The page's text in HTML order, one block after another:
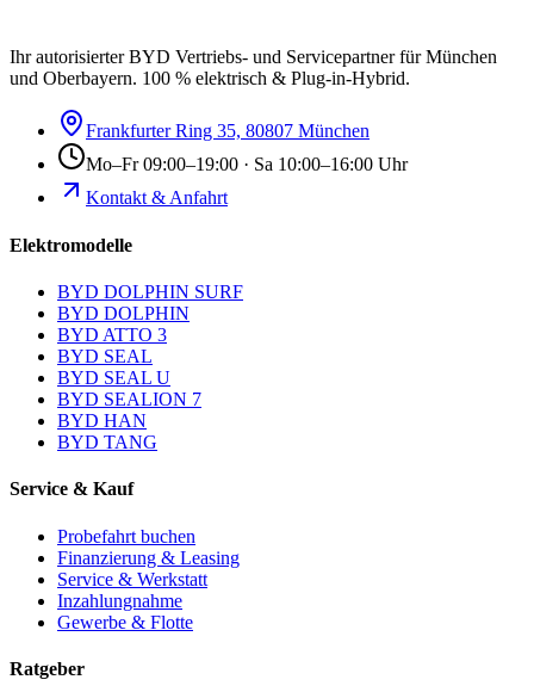
Ihr autorisierter BYD Vertriebs- und Servicepartner für München
und Oberbayern. 100 % elektrisch & Plug-in-Hybrid.
Frankfurter Ring 35, 80807 München
Mo–Fr 09:00–19:00 · Sa 10:00–16:00 Uhr
Kontakt & Anfahrt
Elektromodelle
BYD DOLPHIN SURF
BYD DOLPHIN
BYD ATTO 3
BYD SEAL
BYD SEAL U
BYD SEALION 7
BYD HAN
BYD TANG
Service & Kauf
Probefahrt buchen
Finanzierung & Leasing
Service & Werkstatt
Inzahlungnahme
Gewerbe & Flotte
Ratgeber